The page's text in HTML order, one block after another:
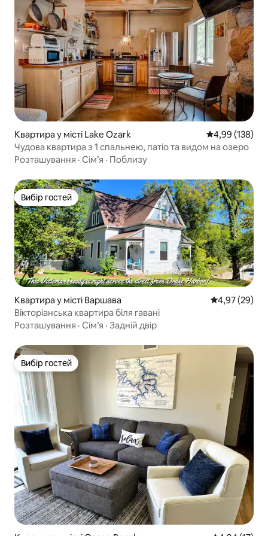
Квартира у місті Lake Ozark Середня
4,99 (138)
Чудова квартира з 1 спальнею, патіо та видом на озеро
Розташування · Сім’я · Поблизу
Вибір гостей
Вибір гостей
Квартира у місті Варшава Середня
4,97 (29)
Вікторіанська квартира біля гавані
Розташування · Сім’я · Задній двір
Вибір гостей
Вибір гостей